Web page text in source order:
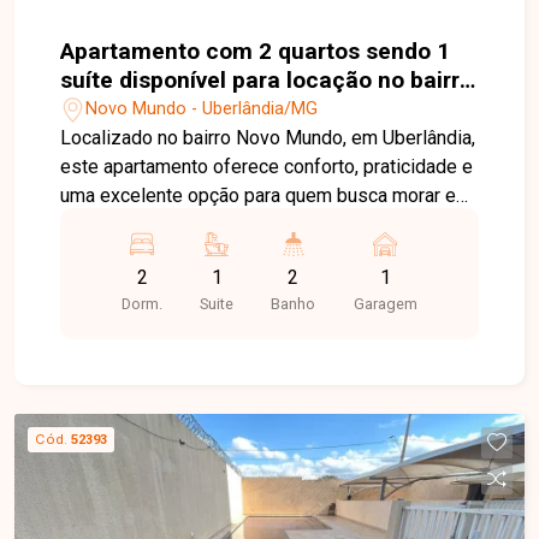
Apartamento com 2 quartos sendo 1
suíte disponível para locação no bairro
Novo Mundo em Uberlândia-MG
Novo Mundo - Uberlândia/MG
Localizado no bairro Novo Mundo, em Uberlândia,
este apartamento oferece conforto, praticidade e
uma excelente opção para quem busca morar em
valorização. O bairro conta com fácil acesso a
diversos pontos da cidade, além de oferecer
comodidade para o dia a dia dos moradores. O
proporcionando mais conforto e praticidade. São
2 quartos, sendo 1 suíte, além de banheiro social,
atendendo perfeitamente às necessidades de
casais, pequenas famílias ou profissionais que
2
Dorm.
1
Suite
2
Banho
1
Garagem
Cód. 52393